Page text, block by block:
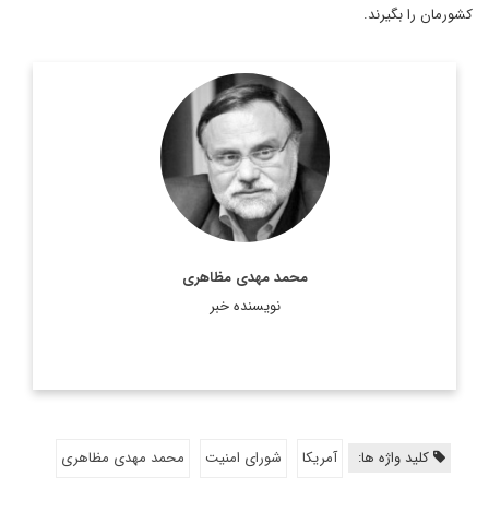
کشورمان را بگیرند.
محمد مهدی مظاهری
نویسنده خبر
دکتر محمد مهدی مظاهری، استاد دانشگاه، رئیس موسسه فرهنگی
اکو، عضو هیات امنای پژوهشگاه فرهنگ و هنر و ارتباطات، مشاور
رییس فقید مجمع تشخیص مصلحت نظام، مشاور وزیر امور ...
اطلاعات بیشتر
کلید واژه ها: آمریکا شورای امنیت محمد مهدی مظاهری